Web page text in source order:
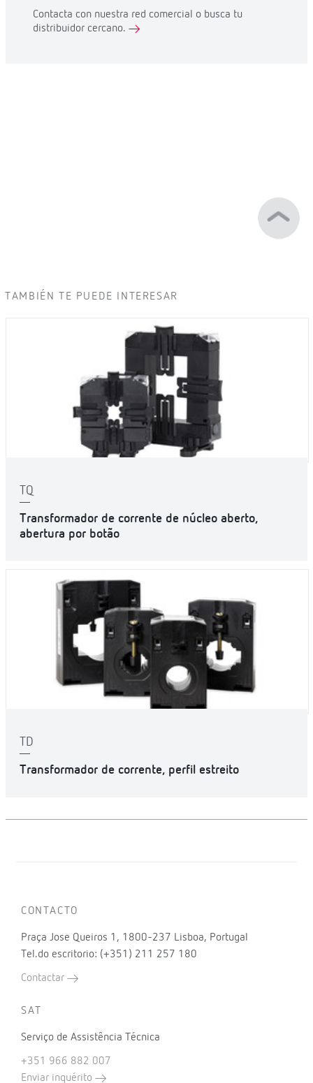
Contacta con nuestra red comercial o busca tu
distribuidor cercano.
TAMBIÉN TE PUEDE INTERESAR
TQ
Transformador de corrente de núcleo aberto,
abertura por botão
TD
Transformador de corrente, perfil estreito
CONTACTO
Praça Jose Queiros 1, 1800-237 Lisboa, Portugal
Tel.do escritorio: (+351) 211 257 180
Contactar
SAT
Serviço de Assistência Técnica
+351 966 882 007
Enviar inquérito